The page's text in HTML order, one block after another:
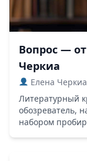
Вопрос —
Черкиа
Елена Черкиа
Литературный
обозреватель,
набором